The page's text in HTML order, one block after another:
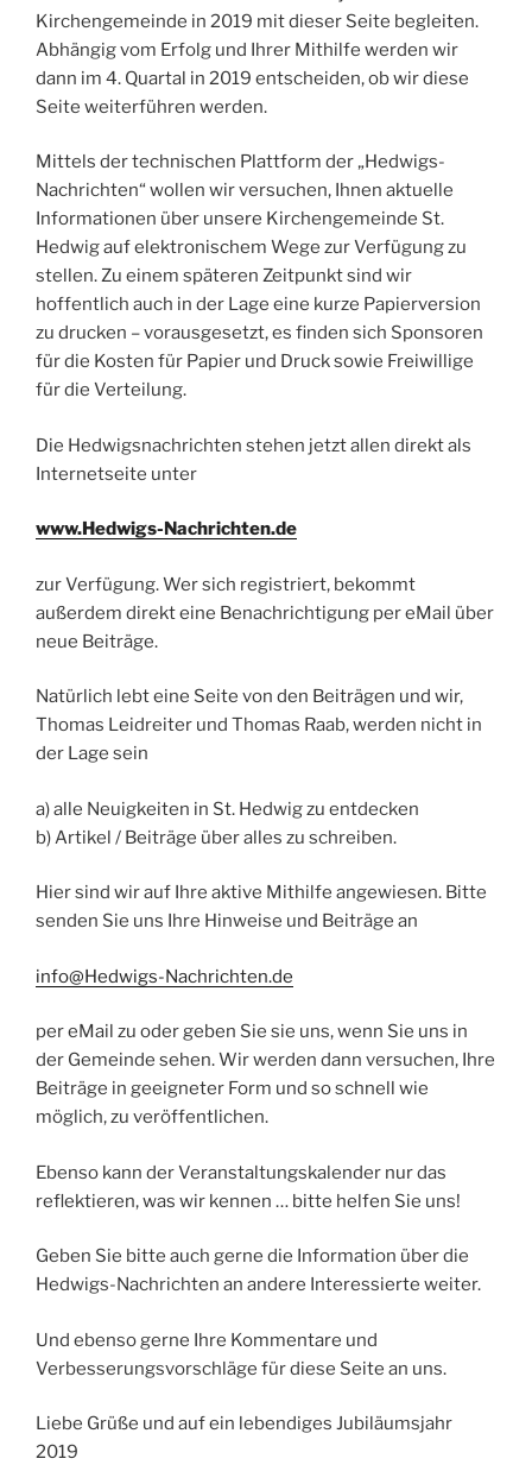
Kirchengemeinde in 2019 mit dieser Seite begleiten.
Abhängig vom Erfolg und Ihrer Mithilfe werden wir
dann im 4. Quartal in 2019 entscheiden, ob wir diese
Seite weiterführen werden.
Mittels der technischen Plattform der „Hedwigs-
Nachrichten“ wollen wir versuchen, Ihnen aktuelle
Informationen über unsere Kirchengemeinde St.
Hedwig auf elektronischem Wege zur Verfügung zu
stellen. Zu einem späteren Zeitpunkt sind wir
hoffentlich auch in der Lage eine kurze Papierversion
zu drucken – vorausgesetzt, es finden sich Sponsoren
für die Kosten für Papier und Druck sowie Freiwillige
für die Verteilung.
Die Hedwigsnachrichten stehen jetzt allen direkt als
Internetseite unter
www.Hedwigs-Nachrichten.de
zur Verfügung. Wer sich registriert, bekommt
außerdem direkt eine Benachrichtigung per eMail über
neue Beiträge.
Natürlich lebt eine Seite von den Beiträgen und wir,
Thomas Leidreiter und Thomas Raab, werden nicht in
der Lage sein
a) alle Neuigkeiten in St. Hedwig zu entdecken
b) Artikel / Beiträge über alles zu schreiben.
Hier sind wir auf Ihre aktive Mithilfe angewiesen. Bitte
senden Sie uns Ihre Hinweise und Beiträge an
info@Hedwigs-Nachrichten.de
per eMail zu oder geben Sie sie uns, wenn Sie uns in
der Gemeinde sehen. Wir werden dann versuchen, Ihre
Beiträge in geeigneter Form und so schnell wie
möglich, zu veröffentlichen.
Ebenso kann der Veranstaltungskalender nur das
reflektieren, was wir kennen … bitte helfen Sie uns!
Geben Sie bitte auch gerne die Information über die
Hedwigs-Nachrichten an andere Interessierte weiter.
Und ebenso gerne Ihre Kommentare und
Verbesserungsvorschläge für diese Seite an uns.
Liebe Grüße und auf ein lebendiges Jubiläumsjahr
2019